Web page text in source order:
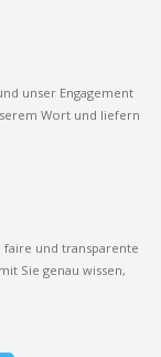
unser Engagement
Wort und liefern
faire und transparente
Sie genau wissen,